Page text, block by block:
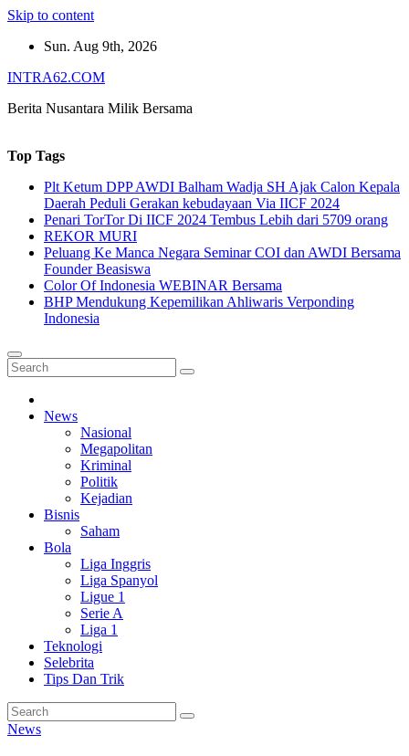
Skip to content
Sun. Aug 9th, 2026
INTRA62.COM
Berita Nusantara Milik Bersama
Top Tags
Plt Ketum DPP AWDI Balham Wadja SH Ajak Calon Kepala
Daerah Peduli Gerakan kebudayaan Via IICF 2024
Penari TorTor Di IICF 2024 Tembus Lebih dari 5709 orang
REKOR MURI
Peluang Ke Manca Negara Seminar COI dan AWDI Bersama
Founder Beasiswa
Color Of Indonesia WEBINAR Bersama
BHP Mendukung Kepemilikan Ahliwaris Verponding
Indonesia
News
Nasional
Megapolitan
Kriminal
Politik
Kejadian
Bisnis
Saham
Bola
Liga Inggris
Liga Spanyol
Ligue 1
Serie A
Liga 1
Teknologi
Selebrita
Tips Dan Trik
News